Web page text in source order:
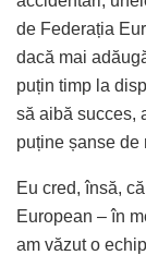
de Federația
dacă mai
puțin timp la
să aibă succes,
puține șanse de
Eu cred, însă,
European – în
am văzut o